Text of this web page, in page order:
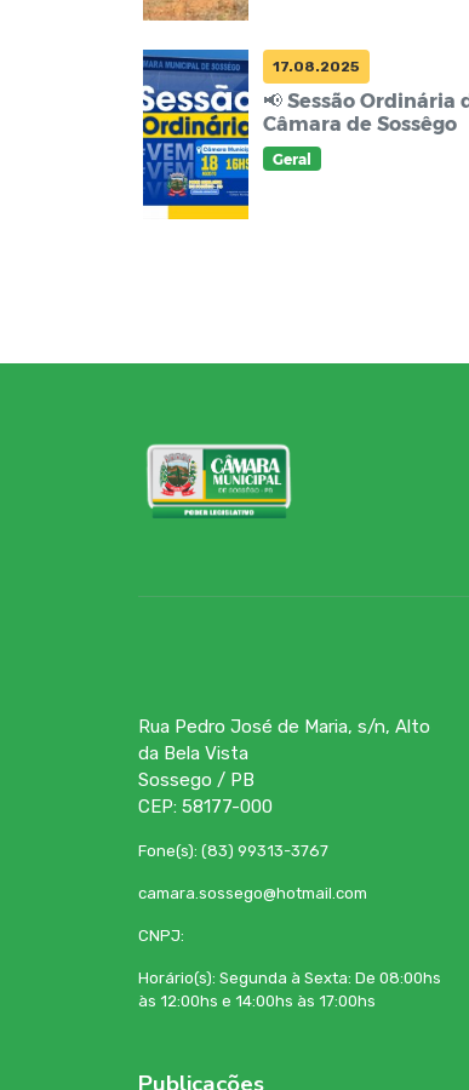
17.08.2025
📢 Sessão Ordinária
Câmara de Sossêgo
Geral
Rua Pedro José de Maria, s/n, Alto
da Bela Vista
Sossego / PB
CEP: 58177-000
Fone(s): (83) 99313-3767
camara.sossego@hotmail.com
CNPJ:
Horário(s): Segunda à Sexta: De 08:00hs
às 12:00hs e 14:00hs às 17:00hs
Publicações